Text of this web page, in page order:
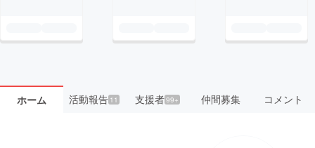
ホーム 活動報告11 支援者99+ 仲間募集 コメント